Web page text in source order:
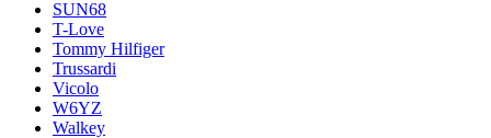
SUN68
T-Love
Tommy Hilfiger
Trussardi
Vicolo
W6YZ
Walkey